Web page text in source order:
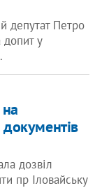
депутат Петро
у
дозвіл
пр Іловайську